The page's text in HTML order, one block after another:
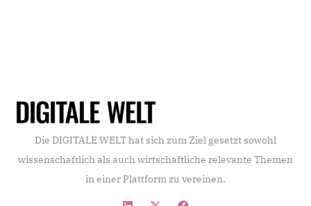
komplexe Aufgaben bewältigen, Unternehmen
erheblich entlasten und zu unverzichtbaren Partnern
werden.Die DIGITALE WELT hat sich zum Ziel gesetzt sowohl
wissenschaftlich als auch wirtschaftliche relevante Themen
in einer Plattform zu vereinen.